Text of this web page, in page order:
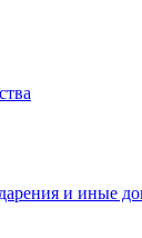
и иные